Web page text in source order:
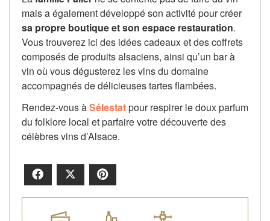
mais a également développé son activité pour créer
sa propre boutique et son espace restauration.
Vous trouverez ici des idées cadeaux et des coffrets
composés de produits alsaciens, ainsi qu’un bar à
vin où vous dégusterez les vins du domaine
accompagnés de délicieuses tartes flambées.
Rendez-vous àSélestatpour respirer le doux parfum
du folklore local et parfaire votre découverte des
célèbres vins d’Alsace.
Facebook